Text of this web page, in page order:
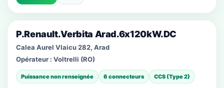
P.Renault.Verbita Arad.6x120kW.DC
Calea Aurel Vlaicu 282, Arad
Opérateur : Voltrelli (RO)
Puissance non renseignée 6 connecteurs CCS (Type 2)